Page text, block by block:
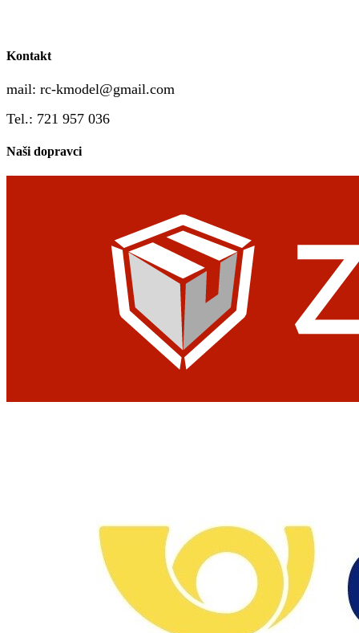
Kontakt
mail: rc-kmodel@gmail.com
Tel.: 721 957 036
Naši dopravci